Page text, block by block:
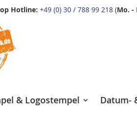
Hotline: +49 (0) 30 / 788 99 218 (Mo. -
& Logostempel Datum-